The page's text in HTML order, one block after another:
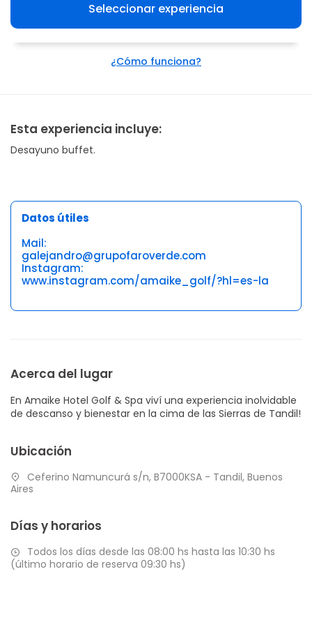
Seleccionar experiencia
¿Cómo funciona?
Esta experiencia incluye:
Desayuno buffet.
Datos útiles
Mail:
galejandro@grupofaroverde.com
Instagram:
www.instagram.com/amaike_golf/?hl=es-la
Acerca del lugar
En Amaike Hotel Golf & Spa viví una experiencia inolvidable
de descanso y bienestar en la cima de las Sierras de Tandil!
Ubicación
Ceferino Namuncurá s/n, B7000KSA - Tandil, Buenos
Aires
Días y horarios
Todos los días desde las 08:00 hs hasta las 10:30 hs
(último horario de reserva 09:30 hs)